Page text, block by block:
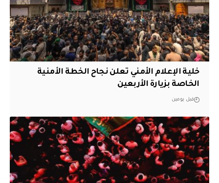
خلية الإعلام الأمني تعلن نجاح الخطة الأمنية
الخاصة بزيارة الأربعين
قبل يومين